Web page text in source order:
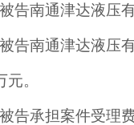
告南通津达液压
告南通津达液压
。
告承担案件受理